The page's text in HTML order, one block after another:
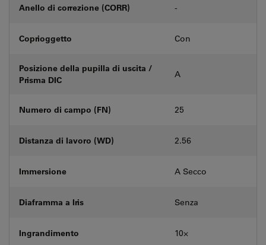
Anello di correzione (CORR) -
Coprioggetto Con
Posizione della pupilla di uscita /
Prisma DIC
A
Numero di campo (FN) 25
Distanza di lavoro (WD) 2.56
Immersione A Secco
Diaframma a Iris Senza
Ingrandimento 10⨉